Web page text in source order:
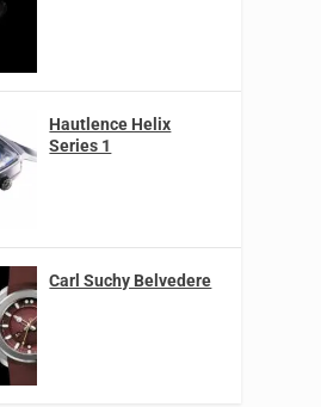
Hautlence Helix
Series 1
Carl Suchy Belvedere